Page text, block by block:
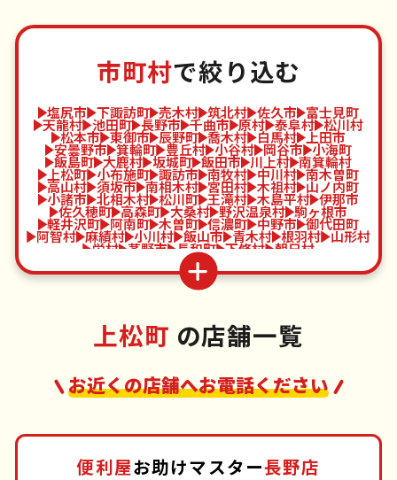
市町村で絞り込む
塩尻市 下諏訪町 売木村 筑北村 佐久市 富士見町
天龍村 池田町 長野市 千曲市 原村 泰阜村 松川村
松本市 東御市 辰野町 喬木村 白馬村 上田市
安曇野市 箕輪町 豊丘村 小谷村 岡谷市 小海町
飯島町 大鹿村 坂城町 飯田市 川上村 南箕輪村
上松町 小布施町 諏訪市 南牧村 中川村 南木曽町
高山村 須坂市 南相木村 宮田村 木祖村 山ノ内町
小諸市 北相木村 松川町 王滝村 木島平村 伊那市
佐久穂町 高森町 大桑村 野沢温泉村 駒ヶ根市
軽井沢町 阿南町 木曽町 信濃町 中野市 御代田町
阿智村 麻績村 小川村 飯山市 青木村 根羽村 山形村
栄村 茅野市 長和町 下條村 朝日村
上松町 の店舗一覧
お近くの店舗へお電話ください
便利屋お助けマスター長野店